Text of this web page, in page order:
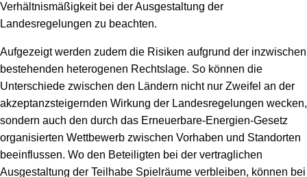
Verhältnismäßigkeit bei der Ausgestaltung der
Landesregelungen zu beachten.
Aufgezeigt werden zudem die Risiken aufgrund der inzwischen
bestehenden heterogenen Rechtslage. So können die
Unterschiede zwischen den Ländern nicht nur Zweifel an der
akzeptanzsteigernden Wirkung der Landesregelungen wecken,
sondern auch den durch das Erneuerbare-Energien-Gesetz
organisierten Wettbewerb zwischen Vorhaben und Standorten
beeinflussen. Wo den Beteiligten bei der vertraglichen
Ausgestaltung der Teilhabe Spielräume verbleiben, können bei